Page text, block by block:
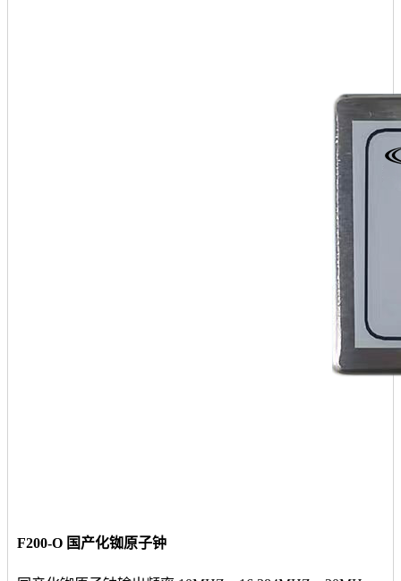
F200-O 国产化铷原子钟